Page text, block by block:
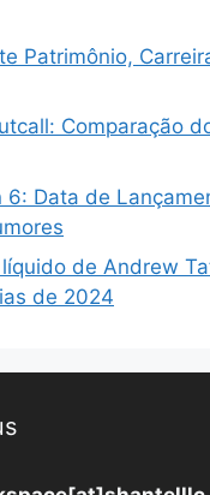
Patrimônio,
Comparação
6: Data de
de Andrew
de 2024